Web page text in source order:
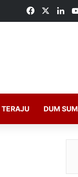
Facebook
TERAJU DUM